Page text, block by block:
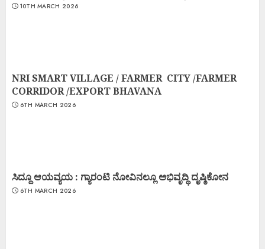
10TH MARCH 2026
NRI SMART VILLAGE / FARMER CITY /FARMER
CORRIDOR /EXPORT BHAVANA
6TH MARCH 2026
ಸಿದ್ದೂ ಆಯವ್ಯಯ : ಗ್ಯಾರಂಟಿ ನೋವಿನಲ್ಲೂ ಅಭಿವೃದ್ಧಿ ದೃಷ್ಠಿಕೋನ
6TH MARCH 2026